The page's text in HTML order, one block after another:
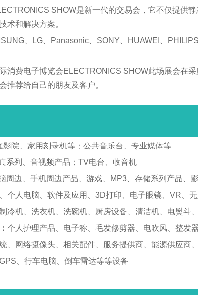
SHOW是新一代的交易会，它不仅提供
术和解决方案。
、LG、Panasonic、SONY、HUAWEI、
消费电子博览会ELECTRONICS SHOW此场展会在
推荐给自己的朋友及客户。
影院、家用刻录机等；公共音乐台、专业媒体等
系列、音视频产品；TV电台、收音机
周边、手机周边产品、游戏、MP3、存储系列产品、
个人电脑、软件及应用、3D打印、电子眼镜、VR、
冷机、洗衣机、洗碗机、厨房设备、清洁机、电熨斗
个人护理产品、电子称、毛发修剪器、电吹风、整发
、网络摄像头、相关配件、服务提供商、能源供应商
、行车电脑、倒车雷达等等设备